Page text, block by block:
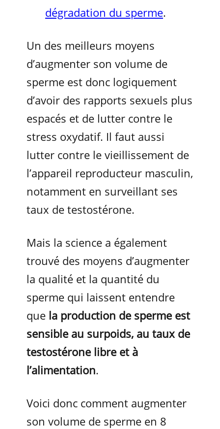
dégradation du sperme.
Un des meilleurs moyens
d’augmenter son volume de
sperme est donc logiquement
d’avoir des rapports sexuels plus
espacés et de lutter contre le
stress oxydatif. Il faut aussi
lutter contre le vieillissement de
l’appareil reproducteur masculin,
notamment en surveillant ses
taux de testostérone.
Mais la science a également
trouvé des moyens d’augmenter
la qualité et la quantité du
sperme qui laissent entendre
que la production de sperme est
sensible au surpoids, au taux de
testostérone libre et à
l’alimentation.
Voici donc comment augmenter
son volume de sperme en 8